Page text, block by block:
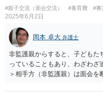
#親子交流（面会交流） #養育費 #審
2025年6月2日
岡本 卓大 弁護士
非監護親からすると、子どもた
っていることもあり、わざわざ
＞相手方（非監護親）は面会
当に何が何でも面会交流したい